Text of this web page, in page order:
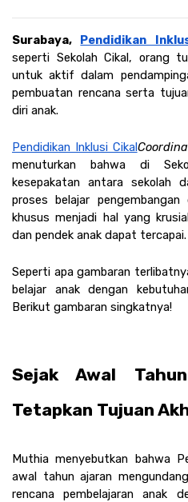
Surabaya, Pendidikan
seperti Sekolah Cikal, orang
untuk aktif dalam
pembuatan rencana serta
diri anak.
Pendidikan Inklusi Cikal
menuturkan bahwa di
kesepakatan antara sekolah
proses belajar
khusus menjadi hal yang
dan pendek anak dapat tercapai.
Seperti apa gambaran
belajar anak dengan
Berikut gambaran singkatnya!
Sejak Awal
Tetapkan Tujuan
Muthia menyebutkan bahwa
awal tahun ajaran
rencana pembelajaran anak